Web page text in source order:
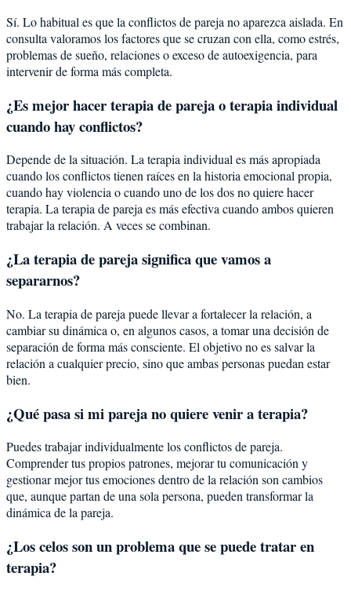
Sí. Lo habitual es que la conflictos de pareja no aparezca aislada. En
consulta valoramos los factores que se cruzan con ella, como estrés,
problemas de sueño, relaciones o exceso de autoexigencia, para
intervenir de forma más completa.
¿Es mejor hacer terapia de pareja o terapia individual
cuando hay conflictos?
Depende de la situación. La terapia individual es más apropiada
cuando los conflictos tienen raíces en la historia emocional propia,
cuando hay violencia o cuando uno de los dos no quiere hacer
terapia. La terapia de pareja es más efectiva cuando ambos quieren
trabajar la relación. A veces se combinan.
¿La terapia de pareja significa que vamos a
separarnos?
No. La terapia de pareja puede llevar a fortalecer la relación, a
cambiar su dinámica o, en algunos casos, a tomar una decisión de
separación de forma más consciente. El objetivo no es salvar la
relación a cualquier precio, sino que ambas personas puedan estar
bien.
¿Qué pasa si mi pareja no quiere venir a terapia?
Puedes trabajar individualmente los conflictos de pareja.
Comprender tus propios patrones, mejorar tu comunicación y
gestionar mejor tus emociones dentro de la relación son cambios
que, aunque partan de una sola persona, pueden transformar la
dinámica de la pareja.
¿Los celos son un problema que se puede tratar en
terapia?